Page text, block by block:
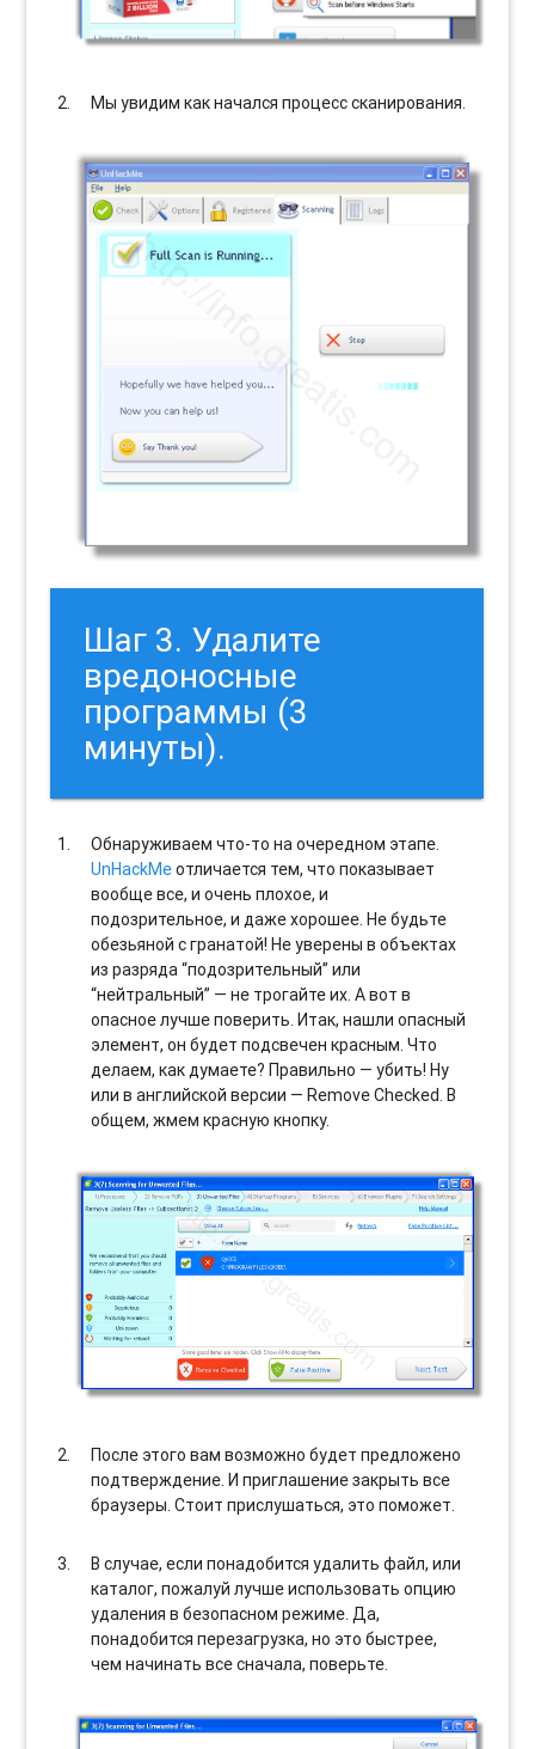
Мы увидим как начался процесс сканирования.
Шаг 3. Удалите
вредоносные
программы (3
минуты).
Обнаруживаем что-то на очередном этапе.
UnHackMeотличается тем, что показывает
вообще все, и очень плохое, и
подозрительное, и даже хорошее. Не будьте
обезьяной с гранатой! Не уверены в объектах
из разряда “подозрительный” или
“нейтральный” — не трогайте их. А вот в
опасное лучше поверить. Итак, нашли опасный
элемент, он будет подсвечен красным. Что
делаем, как думаете? Правильно — убить! Ну
или в английской версии — Remove Checked. В
общем, жмем красную кнопку.
После этого вам возможно будет предложено
подтверждение. И приглашение закрыть все
браузеры. Стоит прислушаться, это поможет.
В случае, если понадобится удалить файл, или
каталог, пожалуй лучше использовать опцию
удаления в безопасном режиме. Да,
понадобится перезагрузка, но это быстрее,
чем начинать все сначала, поверьте.